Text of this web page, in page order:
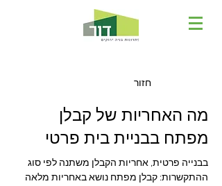
חזור
מה האחריות של קבלן
מפתח בבניית בית פרטי
בבנייה פרטית, אחריות הקבלן משתנה לפי סוג
ההתקשרות: קבלן מפתח נושא באחריות מלאה